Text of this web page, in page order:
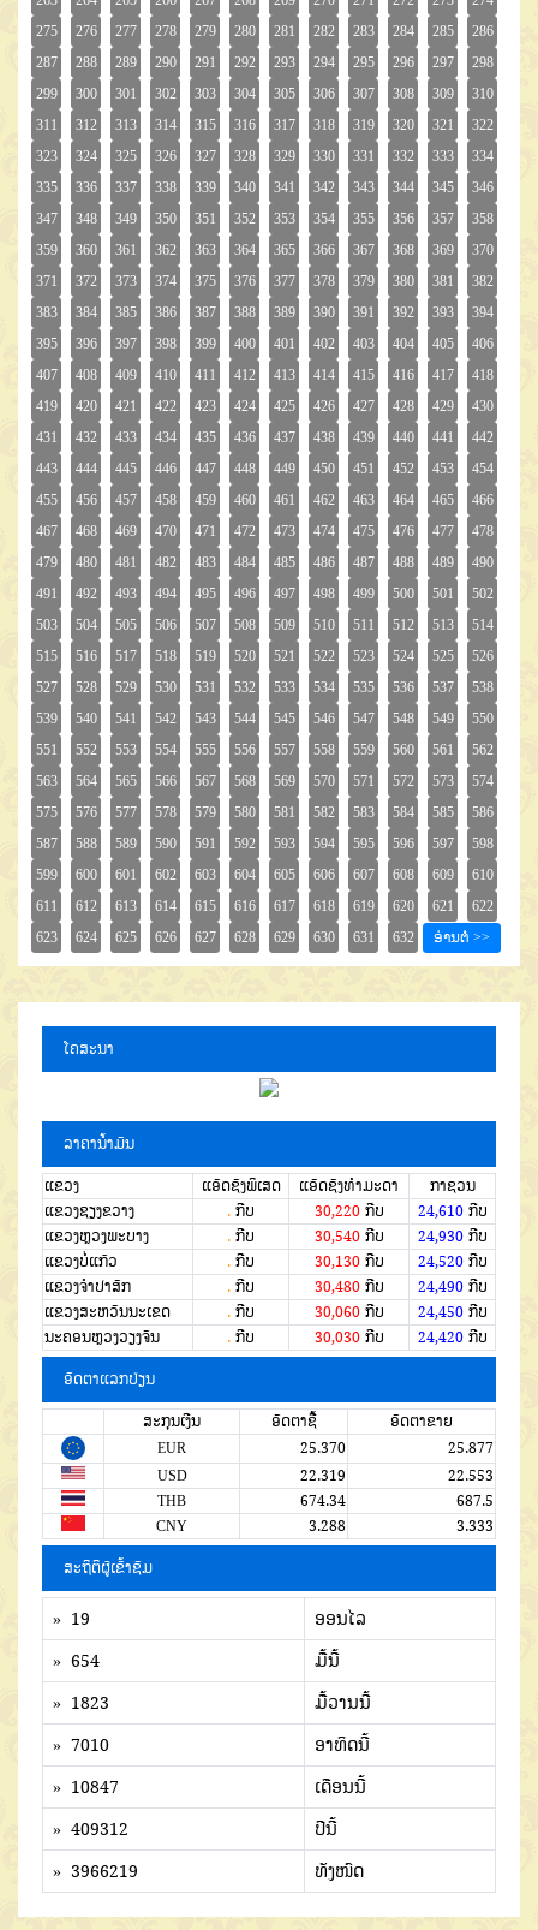
ໂຄສະນາ
ລາຄານໍ້າມັນ
ແຂວງ ແອັດຊັງພິເສດ ແອັດຊັງທຳມະດາ
ກາຊວນ
ແຂວງຊຽງຂວາງ
. ກີບ 30,220ກີບ 24,610ກີບ
ແຂວງຫຼວງພະບາງ
. ກີບ 30,540ກີບ 24,930ກີບ
ແຂວງບໍ່ແກ້ວ
. ກີບ 30,130ກີບ 24,520ກີບ
ແຂວງຈໍາປາສັກ
. ກີບ 30,480ກີບ 24,490ກີບ
ແຂວງສະຫວັນນະເຂດ
. ກີບ 30,060ກີບ 24,450ກີບ
ນະຄອນຫຼວງວຽງຈັນ
. ກີບ 30,030ກີບ 24,420ກີບ
ອັດຕາແລກປ່ຽນ
ສະກຸນເງີນ ອັດຕາຊື້
ອັດຕາຂາຍ
EUR
25.370
25.877
USD
22.319
22.553
THB
674.34
687.5
CNY
3.288 3.333
ສະຖິຕິຜູ້ເຂົ້າຊົມ
» 19
ອອນໄລ
» 654
ມື້ນີ້
» 1823
ມື້ວານນີ້
» 7010
ອາທິດນີ້
» 10847
ເດືອນນີ້
» 409312
ປີນີ້
» 3966219
ທັງໜົດ